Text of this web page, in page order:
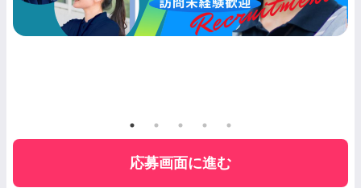
応募画面に進む